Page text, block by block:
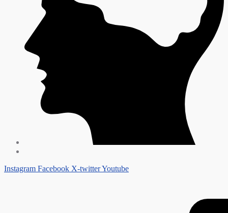
Instagram Facebook X-twitterYoutube